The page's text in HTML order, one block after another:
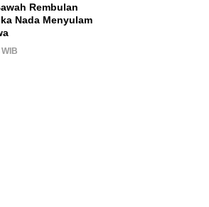
Rembulan
Nada Menyulam